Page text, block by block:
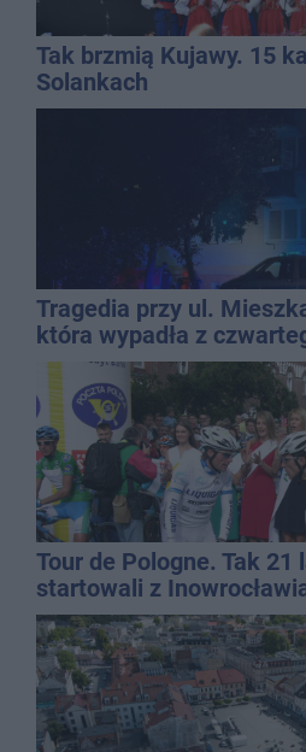
Tak brzmią Kujawy. 15
Solankach
Tragedia przy ul.
która wypadła z
Tour de Pologne. Tak
startowali z